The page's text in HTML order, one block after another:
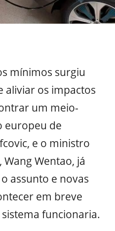
mínimos surgiu
aliviar os impactos
um meio-
europeu de
e o ministro
Wentao, já
assunto e novas
em breve
funcionaria.